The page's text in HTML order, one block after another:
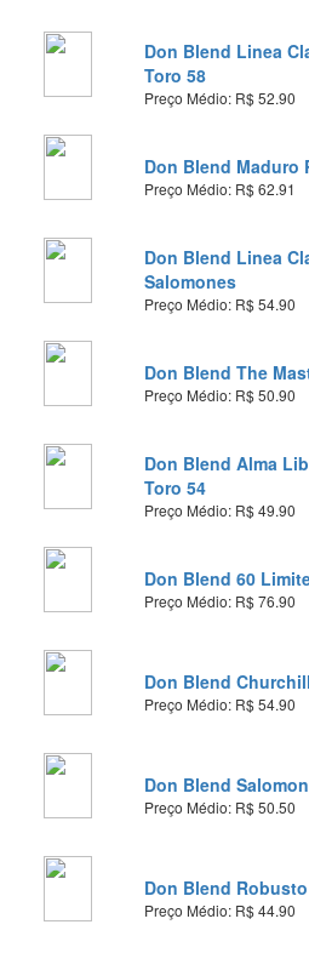
Don Blend Linea
Toro 58
Preço Médio: R$ 52.90
Don Blend Maduro
Preço Médio: R$ 62.91
Don Blend Linea
Salomones
Preço Médio: R$ 54.90
Don Blend The
Preço Médio: R$ 50.90
Don Blend Alma
Toro 54
Preço Médio: R$ 49.90
Don Blend 60
Preço Médio: R$ 76.90
Don Blend
Preço Médio: R$ 54.90
Don Blend
Preço Médio: R$ 50.50
Don Blend
Preço Médio: R$ 44.90